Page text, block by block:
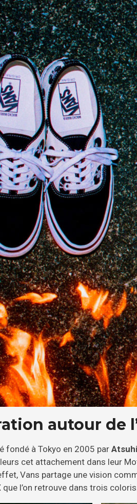
autour de
fondé à Tokyo en 2005 par
cet attachement dans leur
Vans partage une vision
que l’on retrouve dans trois coloris.